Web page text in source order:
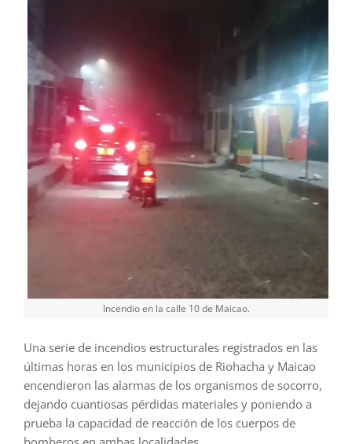
Incendio en la calle 10 de Maicao.
Una serie de incendios estructurales registrados en las
últimas horas en los municipios de Riohacha y Maicao
encendieron las alarmas de los organismos de socorro,
dejando cuantiosas pérdidas materiales y poniendo a
prueba la capacidad de reacción de los cuerpos de